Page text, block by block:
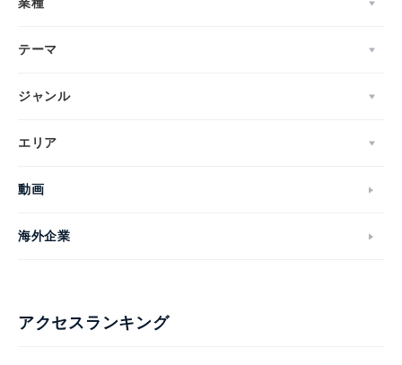
テーマ
ジャンル
エリア
動画
海外企業
アクセスランキング